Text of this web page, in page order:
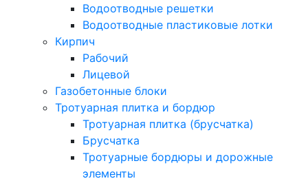
Водоотводные решетки
Водоотводные пластиковые лотки
Кирпич
Рабочий
Лицевой
Газобетонные блоки
Тротуарная плитка и бордюр
Тротуарная плитка (брусчатка)
Брусчатка
Тротуарные бордюры и дорожные
элементы